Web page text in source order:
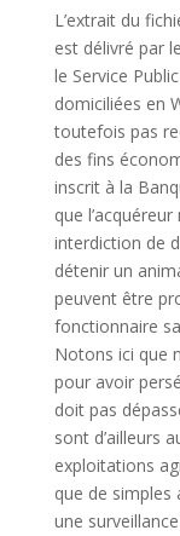
L’extrait du
est délivré par
le Service
domiciliées en
toutefois pas
des fins
inscrit à la
que l’acquéreur
interdiction de
détenir un
peuvent être
fonctionnaire
Notons ici que
pour avoir
doit pas
sont d’ailleurs
exploitations
que de simples
une